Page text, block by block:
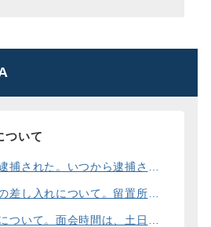
ついて
つから逮捕された家族と面会することができますか？
ついて。留置所に手紙を送る際の宛先の書き方は？
間は、土日や祝日の面会は、一度に面会できる人数は。